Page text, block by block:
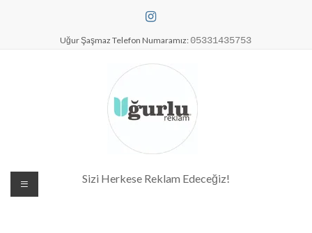
Uğur Şaşmaz Telefon Numaramız: 05331435753
Dijital Baskı Merkezi| Antalya
Reklam Baskı| Antalya Tabela
Sizi Herkese Reklam Edeceğiz!